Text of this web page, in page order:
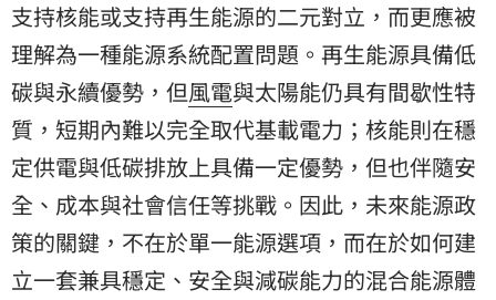
支持核能或支持再生能源的二元對立，而更應被
理解為一種能源系統配置問題。再生能源具備低
碳與永續優勢，但風電與太陽能仍具有間歇性特
質，短期內難以完全取代基載電力；核能則在穩
定供電與低碳排放上具備一定優勢，但也伴隨安
全、成本與社會信任等挑戰。因此，未來能源政
策的關鍵，不在於單一能源選項，而在於如何建
立一套兼具穩定、安全與減碳能力的混合能源體